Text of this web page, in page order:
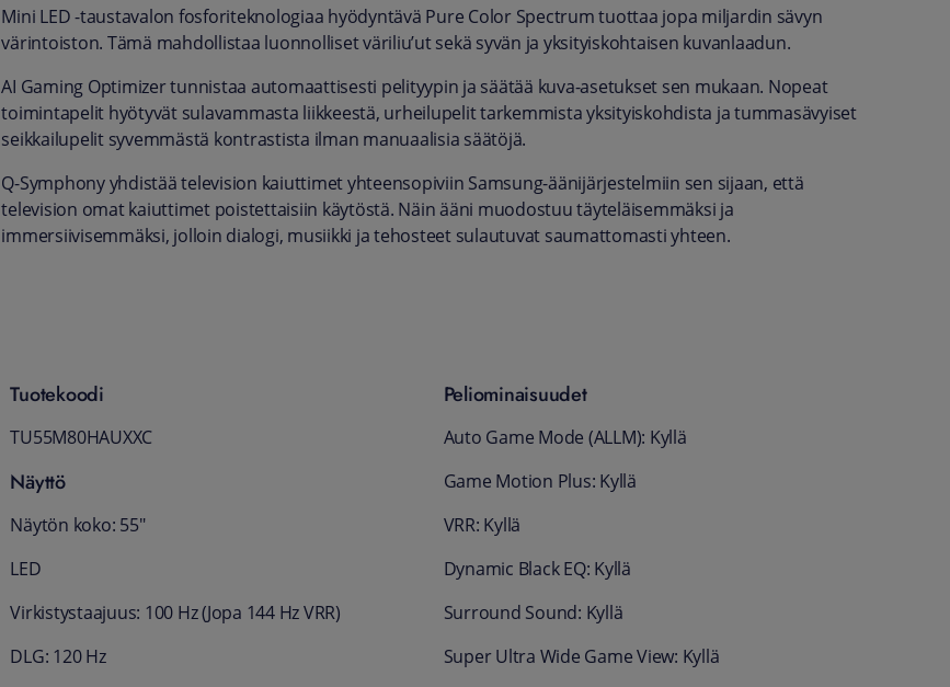
Mini LED -taustavalon fosforiteknologiaa hyödyntävä Pure Color Spectrum tuottaa jopa miljardin sävyn
värintoiston. Tämä mahdollistaa luonnolliset väriliu’ut sekä syvän ja yksityiskohtaisen kuvanlaadun.
AI Gaming Optimizer tunnistaa automaattisesti pelityypin ja säätää kuva-asetukset sen mukaan. Nopeat
toimintapelit hyötyvät sulavammasta liikkeestä, urheilupelit tarkemmista yksityiskohdista ja tummasävyiset
seikkailupelit syvemmästä kontrastista ilman manuaalisia säätöjä.
Q-Symphony yhdistää television kaiuttimet yhteensopiviin Samsung-äänijärjestelmiin sen sijaan, että
television omat kaiuttimet poistettaisiin käytöstä. Näin ääni muodostuu täyteläisemmäksi ja
immersiivisemmäksi, jolloin dialogi, musiikki ja tehosteet sulautuvat saumattomasti yhteen.
Tuotekoodi
TU55M80HAUXXC
Näyttö
Näytön koko: 55"
LED
Virkistystaajuus: 100 Hz (Jopa 144 Hz VRR)
DLG: 120 Hz
Peliominaisuudet
Auto Game Mode (ALLM): Kyllä
Game Motion Plus: Kyllä
VRR: Kyllä
Dynamic Black EQ: Kyllä
Surround Sound: Kyllä
Super Ultra Wide Game View: Kyllä